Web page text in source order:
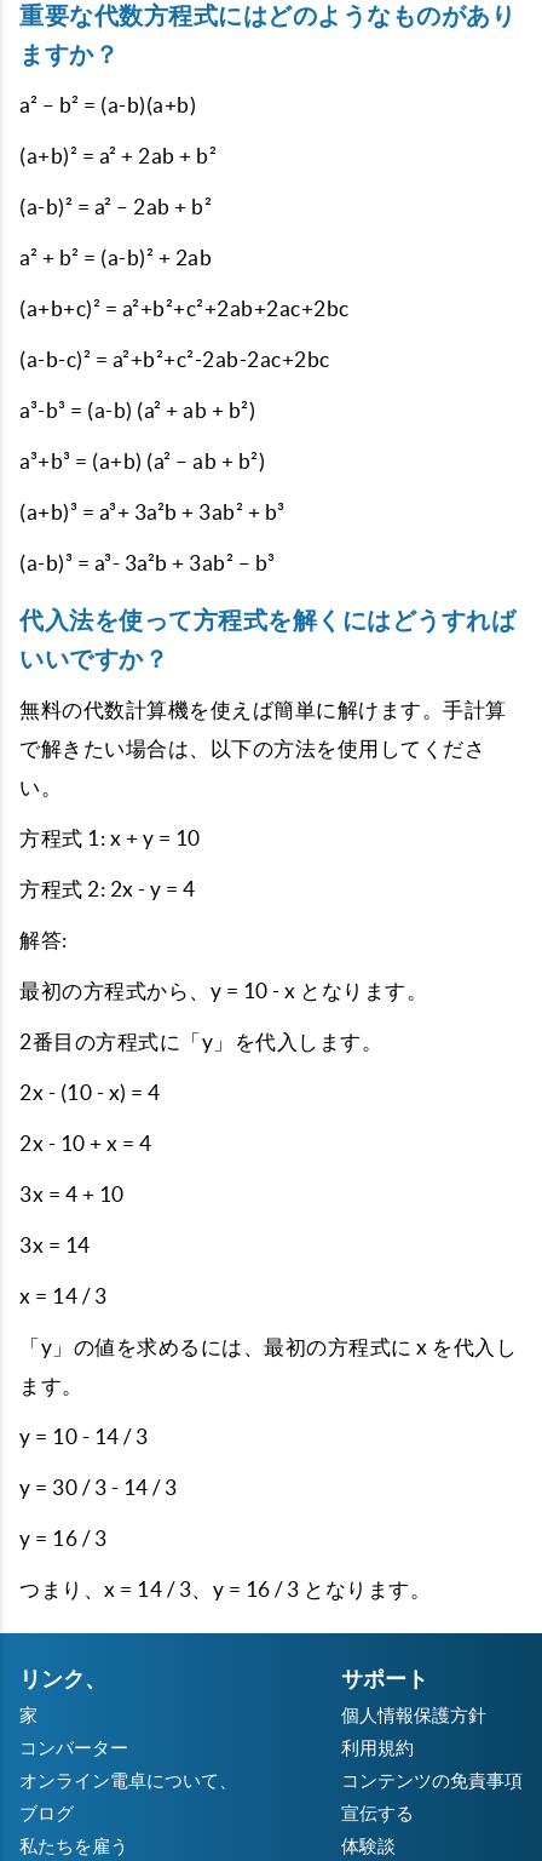
重要な代数方程式にはどのようなものがあり
ますか？
a² – b² = (a-b)(a+b)
(a+b)² = a² + 2ab + b²
(a-b)² = a² – 2ab + b²
a² + b² = (a-b)² + 2ab
(a+b+c)² = a²+b²+c²+2ab+2ac+2bc
(a-b-c)² = a²+b²+c²-2ab-2ac+2bc
a³-b³ = (a-b) (a² + ab + b²)
a³+b³ = (a+b) (a² – ab + b²)
(a+b)³ = a³+ 3a²b + 3ab² + b³
(a-b)³ = a³- 3a²b + 3ab² – b³
代入法を使って方程式を解くにはどうすれば
いいですか？
無料の代数計算機を使えば簡単に解けます。手計算
で解きたい場合は、以下の方法を使用してくださ
い。
方程式 1: x + y = 10
方程式 2: 2x - y = 4
解答:
最初の方程式から、y = 10 - x となります。
2番目の方程式に「y」を代入します。
2x - (10 - x) = 4
2x - 10 + x = 4
3x = 4 + 10
3x = 14
x = 14 / 3
「y」の値を求めるには、最初の方程式に x を代入し
ます。
y = 10 - 14 / 3
y = 30 / 3 - 14 / 3
y = 16 / 3
つまり、x = 14 / 3、y = 16 / 3 となります。
リンク、
家
コンバーター
オンライン電卓について、
ブログ
私たちを雇う
サポート
個人情報保護方針
利用規約
コンテンツの免責事項
宣伝する
体験談